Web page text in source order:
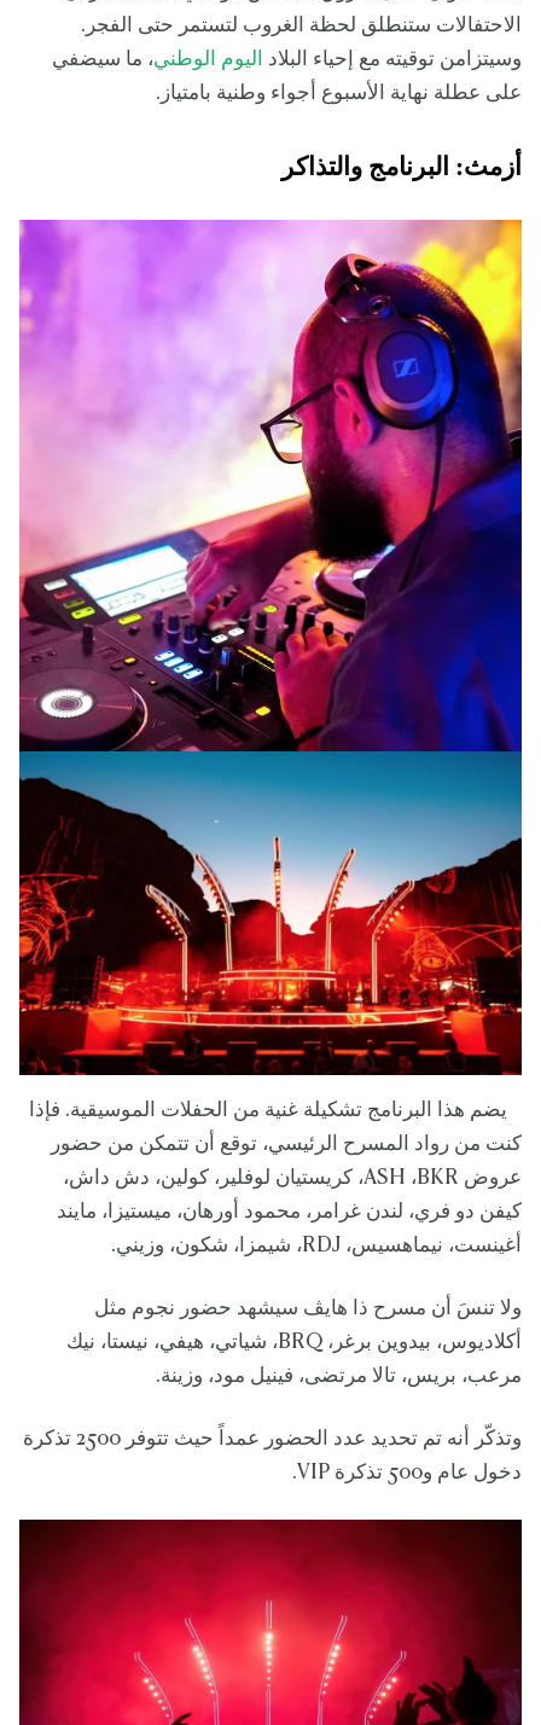
الاحتفالات ستنطلق لحظة الغروب لتستمر حتى الفجر.
وسيتزامن توقيته مع إحياء البلاد
اليوم الوطني، ما سيضفي
على عطلة نهاية الأسبوع أجواء وطنية بامتياز.
أزمث: البرنامج والتذاكر
يضم هذا البرنامج تشكيلة غنية من الحفلات الموسيقية. فإذا
كنت من رواد المسرح الرئيسي، توقع أن تتمكن من حضور
عروض ASH ،BKR، كريستيان لوفلير، كولين، دش داش،
كيفن دو فري، لندن غرامر، محمود أورهان، ميستيزا، مايند
أغينست، نيماهسيس، RDJ، شيمزا، شكون، وزيني.
ولا تنسَ أن مسرح ذا هايڤ سيشهد حضور نجوم مثل
أكلاديوس، بيدوين برغر، BRQ، شياتي، هيفي، نيستا، نيك
مرعب، بريس، تالا مرتضى، فينيل مود، وزينة.
وتذكّر أنه تم تحديد عدد الحضور عمداً حيث تتوفر 2500 تذكرة
دخول عام و500 تذكرة VIP.